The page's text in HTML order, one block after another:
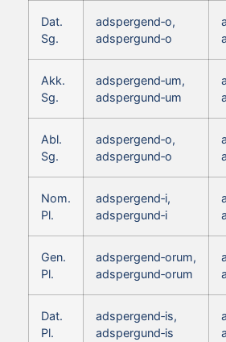
Dat.
Sg.
adspergend‑o,
adspergund‑o
Akk.
Sg.
adspergend‑um,
adspergund‑um
Abl.
Sg.
adspergend‑o,
adspergund‑o
Nom.
Pl.
adspergend‑i,
adspergund‑i
Gen.
Pl.
adspergend‑orum,
adspergund‑orum
Dat.
Pl.
adspergend‑is,
adspergund‑is